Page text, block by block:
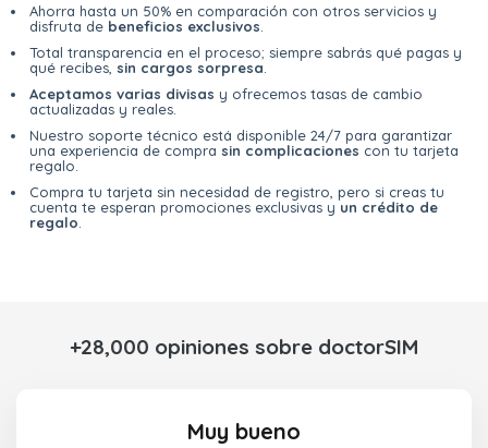
Ahorra hasta un 50% en comparación con otros servicios y
disfruta de beneficios exclusivos
Total transparencia en el proceso; siempre sabrás qué pagas y
qué recibes, sin cargos sorpresa
Aceptamos varias divisas y ofrecemos tasas de cambio
actualizadas y reales.
Nuestro soporte técnico está disponible 24/7 para garantizar
una experiencia de compra sin complicaciones con tu tarjeta
regalo.
Compra tu tarjeta sin necesidad de registro, pero si creas tu
cuenta te esperan promociones exclusivas y un crédito de
regalo
+28,000 opiniones sobre doctorSIM
Muy bueno